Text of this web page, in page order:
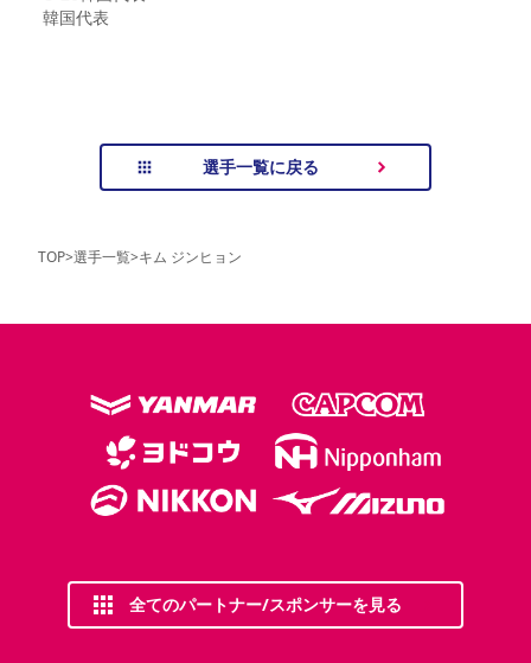
韓国代表
選手一覧に戻る
TOP>選手一覧>キム ジンヒョン
全てのパートナー/スポンサーを見る